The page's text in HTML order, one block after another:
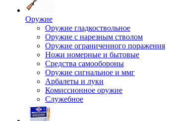
Оружие
Оружие гладкоствольное
Оружие с нарезным стволом
Оружие ограниченного поражения
Ножи номерные и бытовые
Средства самообороны
Оружие сигнальное и ммг
Арбалеты и луки
Комиссионное оружие
Служебное